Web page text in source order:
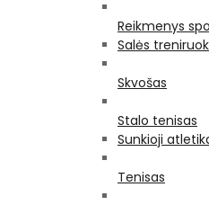
Reikmenys
Salės
Skvošas
Stalo tenisas
Sunkioji
Tenisas